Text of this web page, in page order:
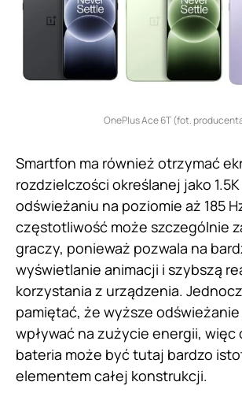
OnePlus Ace 6T (fot.
Smartfon ma również otrzymać
rozdzielczości określanej jako
odświeżaniu na poziomie aż 185
częstotliwość może szczególnie
graczy, ponieważ pozwala na
wyświetlanie animacji i szybszą
korzystania z urządzenia.
pamiętać, że wyższe
wpływać na zużycie energii, więc
bateria może być tutaj bardzo
elementem całej konstrukcji.